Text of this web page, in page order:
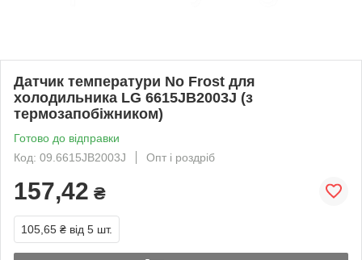
Датчик температури No Frost для
холодильника LG 6615JB2003J (з
термозапобіжником)
Готово до відправки
Код: 09.6615JB2003J
Опт і роздріб
157,42 ₴
105,65 ₴ від 5 шт.